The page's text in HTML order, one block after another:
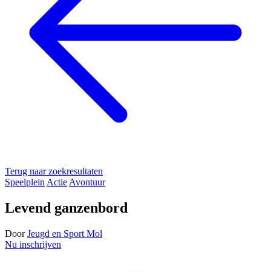
Terug naar zoekresultaten
Speelplein Actie Avontuur
Levend ganzenbord
Door Jeugd en Sport Mol
Nu inschrijven